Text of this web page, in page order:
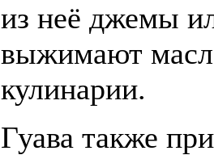
из неё джемы
выжимают
кулинарии.
Гуава также